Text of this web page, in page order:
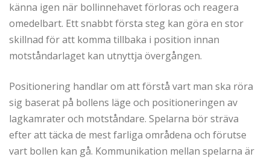
känna igen när bollinnehavet förloras och reagera
omedelbart. Ett snabbt första steg kan göra en stor
skillnad för att komma tillbaka i position innan
motståndarlaget kan utnyttja övergången.
Positionering handlar om att förstå vart man ska röra
sig baserat på bollens läge och positioneringen av
lagkamrater och motståndare. Spelarna bör sträva
efter att täcka de mest farliga områdena och förutse
vart bollen kan gå. Kommunikation mellan spelarna är